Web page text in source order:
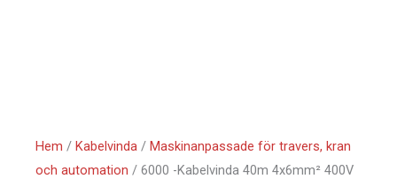
Hem / Kabelvinda / Maskinanpassade för travers, kran
och automation / 6000 -Kabelvinda 40m 4x6mm² 400V